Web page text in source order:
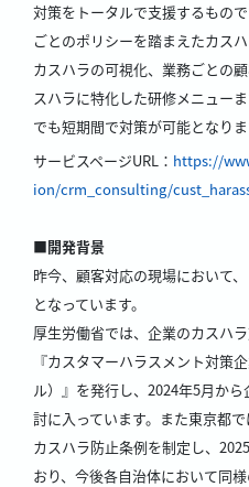
対策をトータルで支援するもの
ごとのポリシーを踏まえたカス
カスハラの可視化、業務ごとの
スハラに特化した研修メニュー
でも短期間で対策が可能となりま
サービスページURL： https://
ion/crm_consulting/
■開発背景
昨今、顧客対応の現場において
となっています。
厚生労働省では、企業のカスハ
『カスタマーハラスメント対策
ル）』を発行し、2024年5月か
討に入っています。また東京都
カスハラ防止条例を制定し、
おり、今後各自治体において同